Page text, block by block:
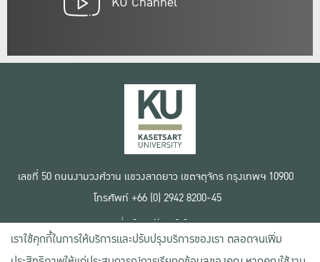
เลขที่ 50 ถนนงามวงศ์วาน แขวงลาดยาว เขตจตุจักร กรุงเทพฯ 10900
โทรศัพท์ +66 (0) 2942 8200-45
เงื่อนไขการใช้งานเว็บไซต์
ข้อตกลงด้านสิทธิ์ใช้งาน
นโยบายความเป็นส่วนตัว
เราใช้คุกกี้ในการให้บริการและปรับปรุงบริการของเรา ตลอดจนเพิ่ม